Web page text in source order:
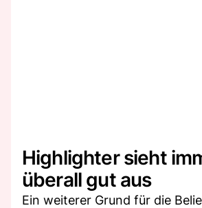
Highlighter sieht
überall gut aus
Ein weiterer Grund für die